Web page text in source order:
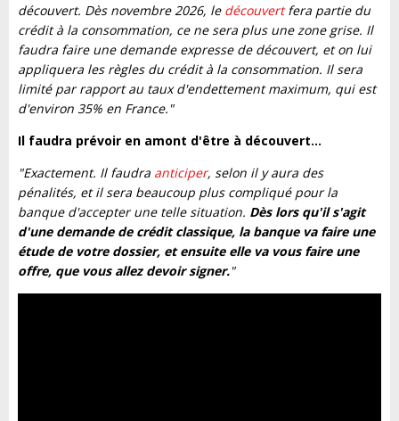
découvert. Dès novembre 2026, le découvertfera partie du
crédit à la consommation, ce ne sera plus une zone grise. Il
faudra faire une demande expresse de découvert, et on lui
appliquera les règles du crédit à la consommation. Il sera
limité par rapport au taux d'endettement maximum, qui est
d'environ 35% en France."
Il faudra prévoir en amont d'être à découvert…
"Exactement. Il faudra anticiper, selon il y aura des
pénalités, et il sera beaucoup plus compliqué pour la
banque d'accepter une telle situation. Dès lors qu'il s'agit
d'une demande de crédit classique, la banque va faire une
étude de votre dossier, et ensuite elle va vous faire une
offre, que vous allez devoir signer."